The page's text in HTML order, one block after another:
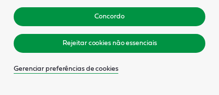
Concordo
Rejeitar cookies não essenciais
Gerenciar preferências de cookies